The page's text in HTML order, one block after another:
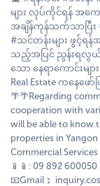
များ လုပ်ကိုင်ရန် အကေ
အချိန်ကုန်သက်သာပြီး
#သင်တန်းများ ဖွင့်ရ
သည့်အပြင် ညွန်းရလွ
သော နေရာကောင်းမျ
Real Estate ကနေဖ
🌴🌴Regarding
cooperation with
will be able to know
properties in
Commercial Services
📱📱: 09 892
📧Gmail；